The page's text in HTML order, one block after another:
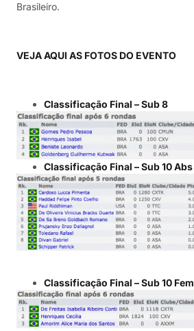
Brasileiro.
VEJA AQUI AS FOTOS DO EVENTO
Classificação Final – Sub 8
Classificação Final – Sub 10 Abs
Classificação Final – Sub 10 Fem